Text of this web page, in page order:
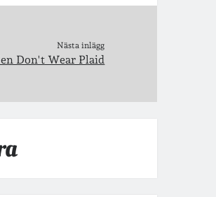
Nästa inlägg
Don't Wear Plaid